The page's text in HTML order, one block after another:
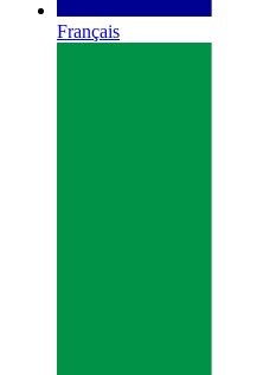
Français